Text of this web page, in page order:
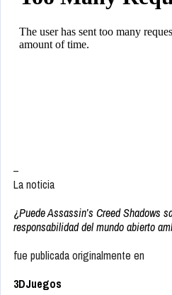
–
La noticia
¿Puede Assassin’s Creed Shadows
responsabilidad del mundo abierto
fue publicada originalmente en
3DJuegos